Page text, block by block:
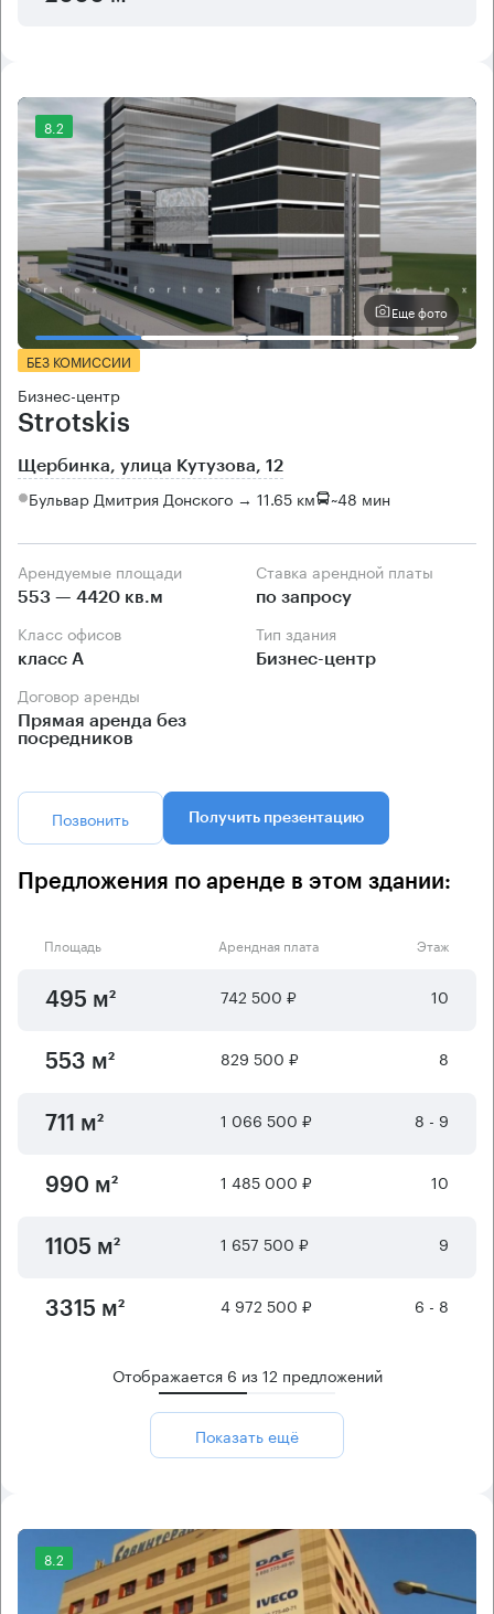
8.2
Еще фото
БЕЗ КОМИССИИ
Бизнес-центр
Strotskis
Щербинка, улица Кутузова, 12
Бульвар Дмитрия Донского → 11.65 км ~48 мин
Арендуемые площади
553 — 4420 кв.м
Ставка арендной платы
по запросу
Класс офисов
класс А
Тип здания
Бизнес-центр
Договор аренды
Прямая аренда без
посредников
Позвонить Получить презентацию
Предложения по аренде в этом здании:
Площадь Арендная плата Этаж
495 м² 742 500 ₽ 10
553 м² 829 500 ₽ 8
711 м² 1 066 500 ₽ 8 - 9
990 м² 1 485 000 ₽ 10
1105 м² 1 657 500 ₽ 9
3315 м² 4 972 500 ₽ 6 - 8
Отображается 6 из12 предложений
Показать ещё
8.2